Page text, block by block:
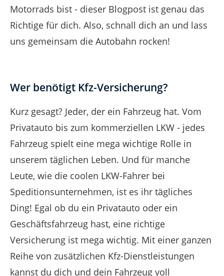
Motorrads bist - dieser Blogpost ist genau das
Richtige für dich. Also, schnall dich an und lass
uns gemeinsam die Autobahn rocken!
Wer benötigt Kfz-Versicherung?
Kurz gesagt? Jeder, der ein Fahrzeug hat. Vom
Privatauto bis zum kommerziellen LKW - jedes
Fahrzeug spielt eine mega wichtige Rolle in
unserem täglichen Leben. Und für manche
Leute, wie die coolen LKW-Fahrer bei
Speditionsunternehmen, ist es ihr tägliches
Ding! Egal ob du ein Privatauto oder ein
Geschäftsfahrzeug hast, eine richtige
Versicherung ist mega wichtig. Mit einer ganzen
Reihe von zusätzlichen Kfz-Dienstleistungen
kannst du dich und dein Fahrzeug voll